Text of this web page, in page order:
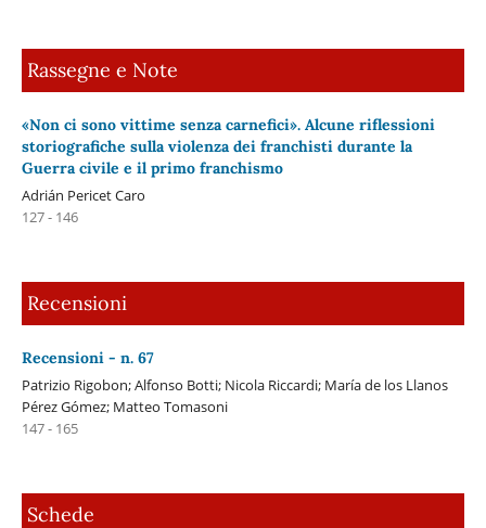
Rassegne e Note
«Non ci sono vittime senza carnefici». Alcune riflessioni
storiografiche sulla violenza dei franchisti durante la
Guerra civile e il primo franchismo
Adrián Pericet Caro
127 - 146
Recensioni
Recensioni - n. 67
Patrizio Rigobon; Alfonso Botti; Nicola Riccardi; María de los Llanos
Pérez Gómez; Matteo Tomasoni
147 - 165
Schede